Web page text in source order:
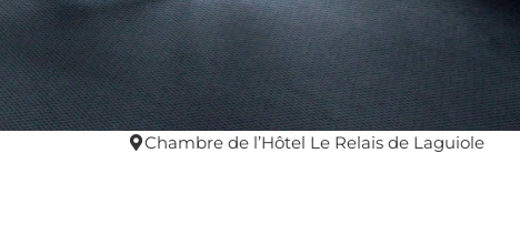
Chambre de l’Hôtel Le Relais de Laguiole